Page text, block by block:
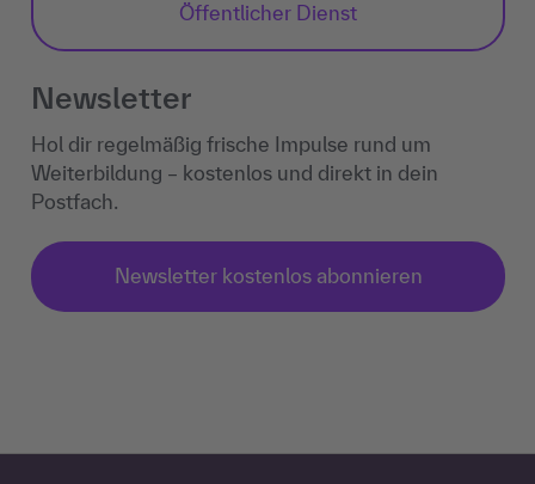
Öffentlicher Dienst
Newsletter
Hol dir regelmäßig frische Impulse rund um
Weiterbildung – kostenlos und direkt in dein
Postfach.
Newsletter kostenlos abonnieren